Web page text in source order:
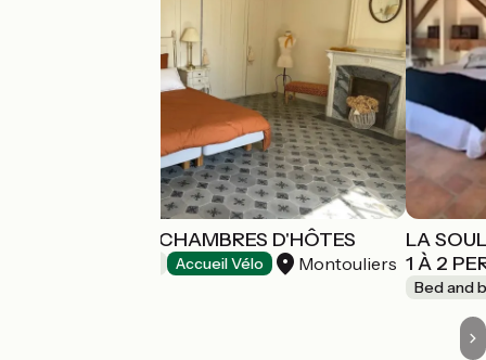
MONTE VINEA CHAMBRES D'HÔTES
Accueil Vélo Montouliers
LA
1 À 2
Bed and